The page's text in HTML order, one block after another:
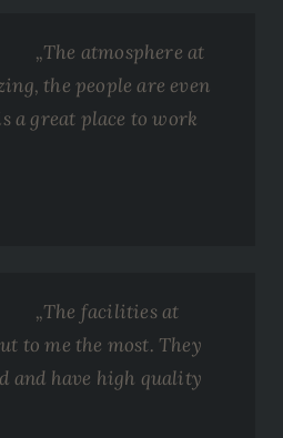
„The atmosphere at
the people are even
a great place to work
„The facilities at
to me the most. They
and have high quality